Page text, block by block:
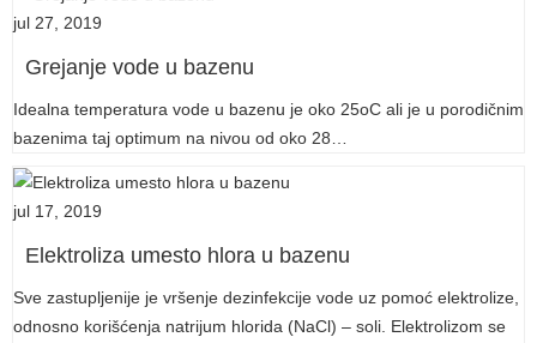
jul 27, 2019
Grejanje vode u bazenu
Idealna temperatura vode u bazenu je oko 25oC ali je u porodičnim
bazenima taj optimum na nivou od oko 28…
jul 17, 2019
Elektroliza umesto hlora u bazenu
Sve zastupljenije je vršenje dezinfekcije vode uz pomoć elektrolize,
odnosno korišćenja natrijum hlorida (NaCl) – soli. Elektrolizom se